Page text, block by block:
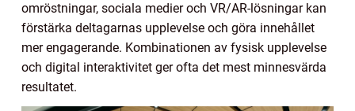
omröstningar, sociala medier och VR/AR-lösningar kan
förstärka deltagarnas upplevelse och göra innehållet
mer engagerande. Kombinationen av fysisk upplevelse
och digital interaktivitet ger ofta det mest minnesvärda
resultatet.